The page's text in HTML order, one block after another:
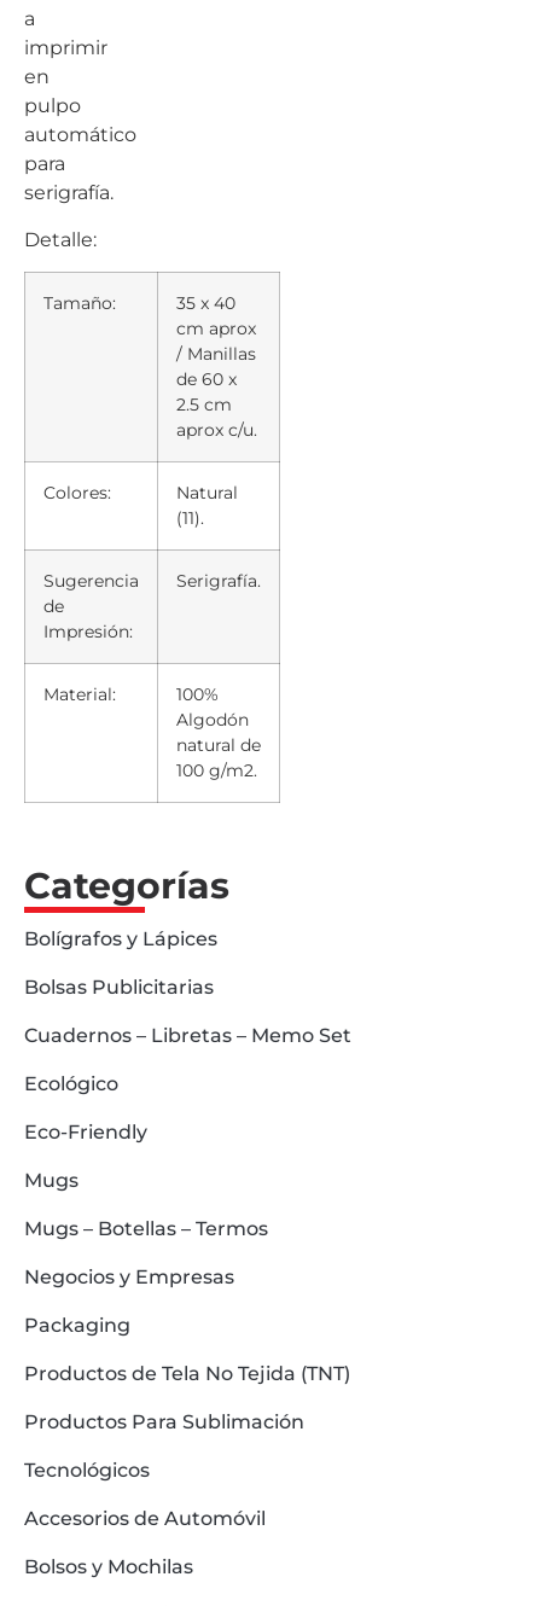
a
imprimir
en
pulpo
automático
para
serigrafía.
Detalle:
Tamaño:
35 x 40
cm aprox
/ Manillas
de 60 x
2.5 cm
aprox c/u.
Colores:
Natural
(11).
Sugerencia
de
Impresión:
Serigrafía.
Material:
100%
Algodón
natural de
100 g/m2.
Categorías
Bolígrafos y Lápices
Bolsas Publicitarias
Cuadernos – Libretas – Memo Set
Ecológico
Eco-Friendly
Mugs
Mugs – Botellas – Termos
Negocios y Empresas
Packaging
Productos de Tela No Tejida (TNT)
Productos Para Sublimación
Tecnológicos
Accesorios de Automóvil
Bolsos y Mochilas